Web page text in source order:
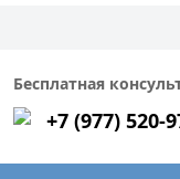
Бесплатная
+7 (977) 520-